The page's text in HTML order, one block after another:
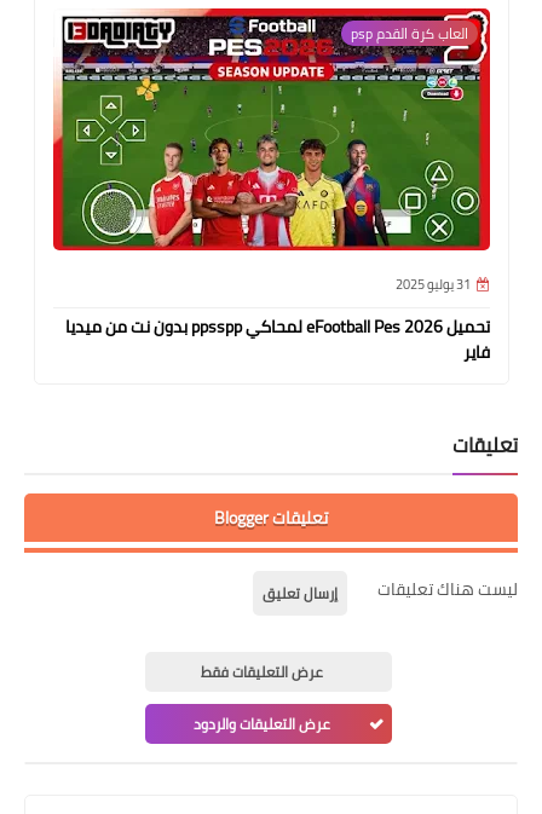
العاب كرة القدم psp
31 يوليو 2025
تحميل eFootball Pes 2026 لمحاكي ppsspp بدون نت من ميديا
فاير
تعليقات
تعليقات Blogger
ليست هناك تعليقات إرسال تعليق
عرض التعليقات فقط
عرض التعليقات والردود